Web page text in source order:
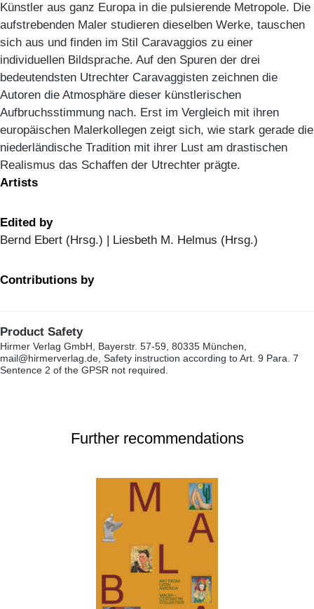
Künstler aus ganz Europa in die pulsierende Metropole. Die
aufstrebenden Maler studieren dieselben Werke, tauschen
sich aus und finden im Stil Caravaggios zu einer
individuellen Bildsprache. Auf den Spuren der drei
bedeutendsten Utrechter Caravaggisten zeichnen die
Autoren die Atmosphäre dieser künstlerischen
Aufbruchsstimmung nach. Erst im Vergleich mit ihren
europäischen Malerkollegen zeigt sich, wie stark gerade die
niederländische Tradition mit ihrer Lust am drastischen
Realismus das Schaffen der Utrechter prägte.
Artists
Edited by
Bernd Ebert (Hrsg.) | Liesbeth M. Helmus (Hrsg.)
Contributions by
Product Safety
Hirmer Verlag GmbH, Bayerstr. 57-59, 80335 München,
mail@hirmerverlag.de, Safety instruction according to Art. 9 Para. 7
Sentence 2 of the GPSR not required.
Further recommendations